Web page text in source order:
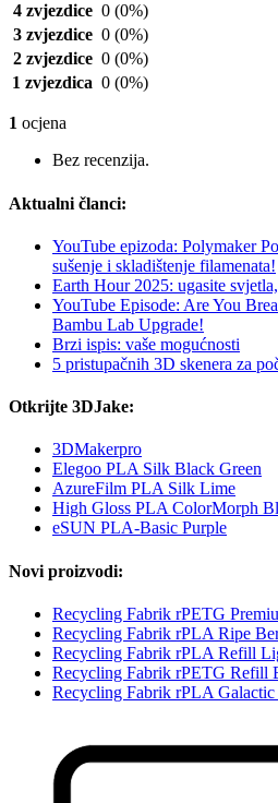
4 zvjezdice 0 (0%)
3 zvjezdice 0 (0%)
2 zvjezdice 0 (0%)
1 zvjezdica 0 (0%)
1 ocjena
Bez recenzija.
Aktualni članci:
YouTube epizoda: Polymaker
sušenje i skladištenje filamenata!
Earth Hour 2025: ugasite
YouTube Episode: Are You
Bambu Lab Upgrade!
Brzi ispis: vaše mogućnosti
5 pristupačnih 3D skenera za
Otkrijte 3DJake:
3DMakerpro
Elegoo PLA Silk Black Green
AzureFilm PLA Silk Lime
High Gloss PLA ColorMorph
eSUN PLA-Basic Purple
Novi proizvodi:
Recycling Fabrik rPETG
Recycling Fabrik rPLA Ripe
Recycling Fabrik rPLA Refill
Recycling Fabrik rPETG Refill
Recycling Fabrik rPLA